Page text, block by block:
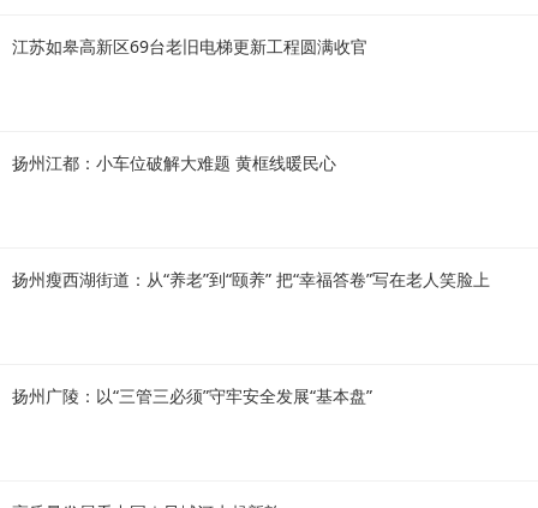
江苏如皋高新区69台老旧电梯更新工程圆满收官
扬州江都：小车位破解大难题 黄框线暖民心
扬州瘦西湖街道：从“养老”到“颐养” 把“幸福答卷”写在老人笑脸上
扬州广陵：以“三管三必须”守牢安全发展“基本盘”